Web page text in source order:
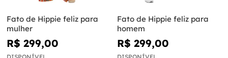
Fato de Hippie feliz para
mulher
R$ 299,00
Fato de Hippie feliz para
homem
R$ 299,00